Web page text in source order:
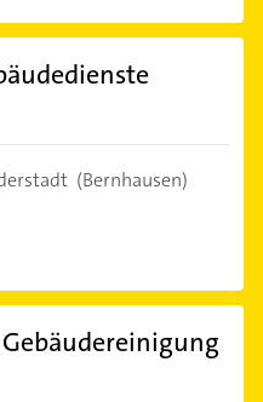
(Bernhausen)